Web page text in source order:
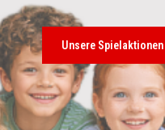
Unsere Spielaktionen